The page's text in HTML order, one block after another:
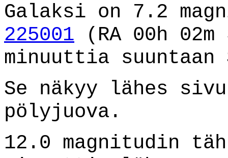
Galaksi on 7.2
225001 (RA 00h
minuuttia suuntaan
Se näkyy lähes
pölyjuova.
12.0 magnitudin